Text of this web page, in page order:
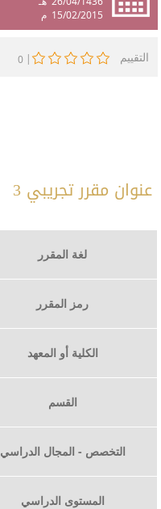
15/02/2015 م
التقييم |
0
عنوان مقرر تجريبي 3
لغة المقرر
رمز المقرر
الكلية أو المعهد
القسم
التخصص - المجال الدراسي
المستوى الدراسي